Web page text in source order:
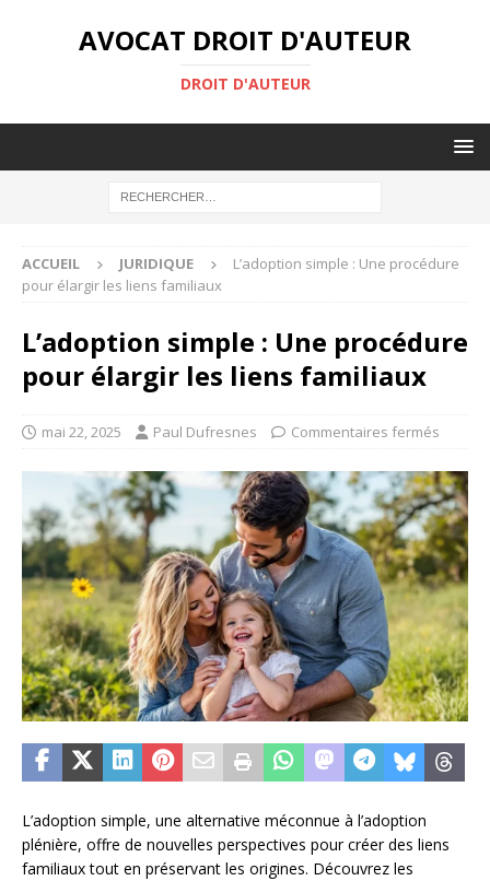
AVOCAT DROIT D'AUTEUR
DROIT D'AUTEUR
ACCUEIL JURIDIQUE
L’adoption simple : Une procédure
pour élargir les liens familiaux
L’adoption simple : Une procédure
pour élargir les liens familiaux
mai 22, 2025 Paul Dufresnes Commentaires fermés
L’adoption simple, une alternative méconnue à l’adoption
plénière, offre de nouvelles perspectives pour créer des liens
familiaux tout en préservant les origines. Découvrez les